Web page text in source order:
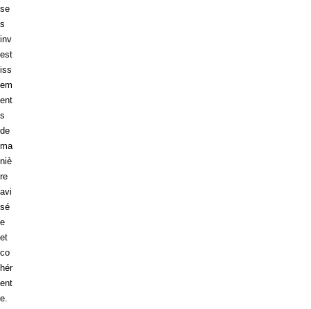
se
s
inv
est
iss
em
ent
s
de
ma
niè
re
avi
sé
e
et
co
hér
ent
e.